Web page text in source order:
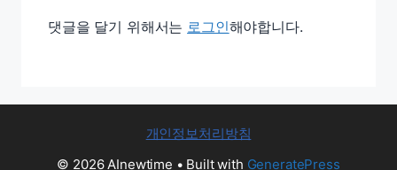
댓글을 달기 위해서는 로그인해야합니다.
개인정보처리방침
© 2026 AInewtime • Built with GeneratePress